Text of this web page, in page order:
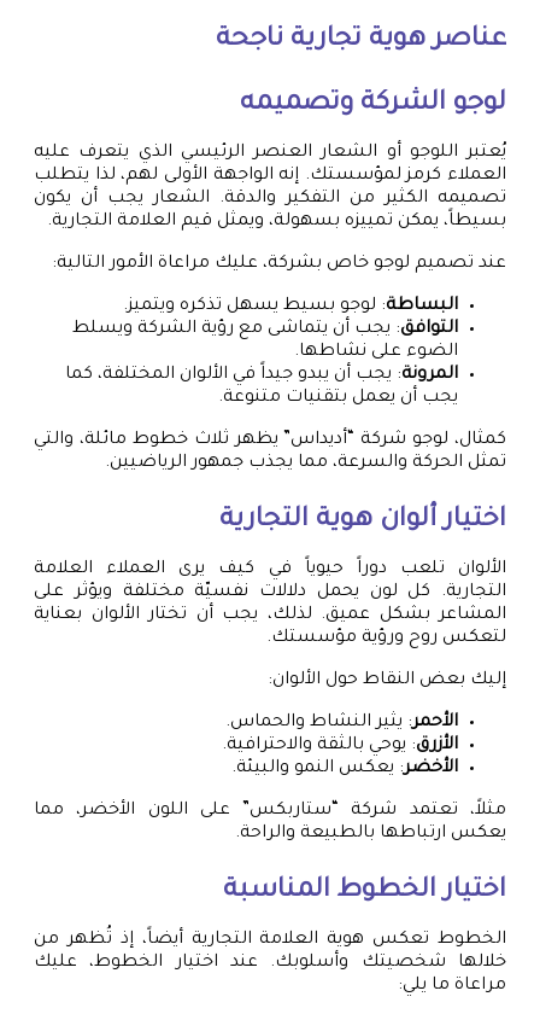
عناصر هوية تجارية ناجحة
لوجو الشركة وتصميمه
يُعتبر اللوجو أو الشعار العنصر الرئيسي الذي يتعرف عليه
العملاء كرمز لمؤسستك. إنه الواجهة الأولى لهم، لذا يتطلب
تصميمه الكثير من التفكير والدقة. الشعار يجب أن يكون
بسيطاً، يمكن تمييزه بسهولة، ويمثل قيم العلامة التجارية.
عند تصميم لوجو خاص بشركة، عليك مراعاة الأمور التالية:
البساطة: لوجو بسيط يسهل تذكره ويتميز.
التوافق: يجب أن يتماشى مع رؤية الشركة ويسلط
الضوء على نشاطها.
المرونة: يجب أن يبدو جيداً في الألوان المختلفة، كما
يجب أن يعمل بتقنيات متنوعة.
كمثال، لوجو شركة “أديداس” يظهر ثلاث خطوط مائلة، والتي
تمثل الحركة والسرعة، مما يجذب جمهور الرياضيين.
اختيار ألوان هوية التجارية
الألوان تلعب دوراً حيوياً في كيف يرى العملاء العلامة
التجارية. كل لون يحمل دلالات نفسيّة مختلفة ويؤثر على
المشاعر بشكل عميق. لذلك، يجب أن تختار الألوان بعناية
لتعكس روح ورؤية مؤسستك.
إليك بعض النقاط حول الألوان:
الأحمر: يثير النشاط والحماس.
الأزرق: يوحي بالثقة والاحترافية.
الأخضر: يعكس النمو والبيئة.
مثلاً، تعتمد شركة “ستاربكس” على اللون الأخضر، مما
يعكس ارتباطها بالطبيعة والراحة.
اختيار الخطوط المناسبة
الخطوط تعكس هوية العلامة التجارية أيضاً، إذ تُظهر من
خلالها شخصيتك وأسلوبك. عند اختيار الخطوط، عليك
مراعاة ما يلي: